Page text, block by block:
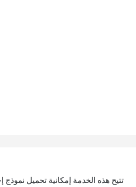
تتيح هذه الخدمة إمكانية تحميل نموذج